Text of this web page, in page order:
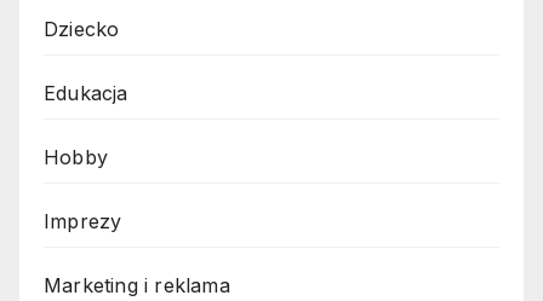
Dziecko
Edukacja
Hobby
Imprezy
Marketing i reklama